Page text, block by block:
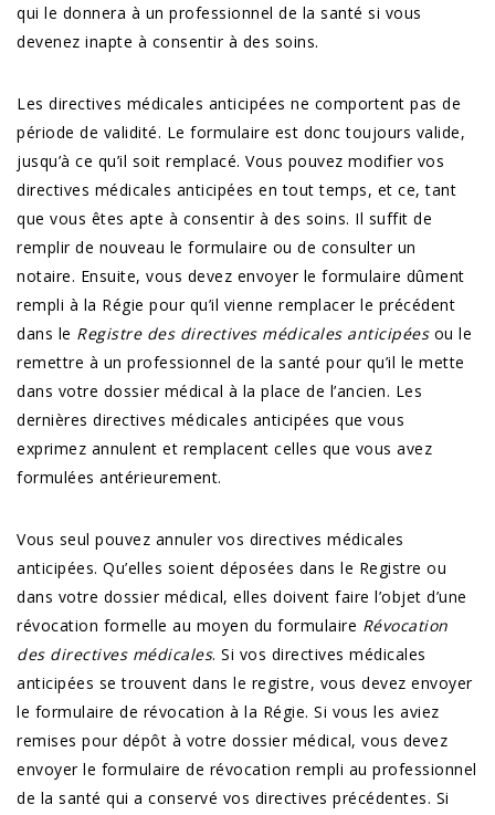
qui le donnera à un professionnel de la santé si vous
devenez inapte à consentir à des soins.
Les directives médicales anticipées ne comportent pas de
période de validité. Le formulaire est donc toujours valide,
jusqu’à ce qu’il soit remplacé. Vous pouvez modifier vos
directives médicales anticipées en tout temps, et ce, tant
que vous êtes apte à consentir à des soins. Il suffit de
remplir de nouveau le formulaire ou de consulter un
notaire. Ensuite, vous devez envoyer le formulaire dûment
rempli à la Régie pour qu’il vienne remplacer le précédent
dans le Registre des directives médicales anticipéesou le
remettre à un professionnel de la santé pour qu’il le mette
dans votre dossier médical à la place de l’ancien. Les
dernières directives médicales anticipées que vous
exprimez annulent et remplacent celles que vous avez
formulées antérieurement.
Vous seul pouvez annuler vos directives médicales
anticipées. Qu’elles soient déposées dans le Registre ou
dans votre dossier médical, elles doivent faire l’objet d’une
révocation formelle au moyen du formulaire Révocation
des directives médicales. Si vos directives médicales
anticipées se trouvent dans le registre, vous devez envoyer
le formulaire de révocation à la Régie. Si vous les aviez
remises pour dépôt à votre dossier médical, vous devez
envoyer le formulaire de révocation rempli au professionnel
de la santé qui a conservé vos directives précédentes. Si